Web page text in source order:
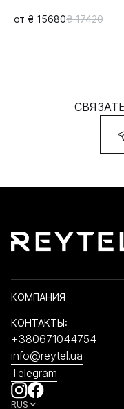
от ₴ 15680₴ 17420
КОМПАНИЯ
КОНТАКТЫ:
+380671044754
info@reytel.ua
Telegram
RUS